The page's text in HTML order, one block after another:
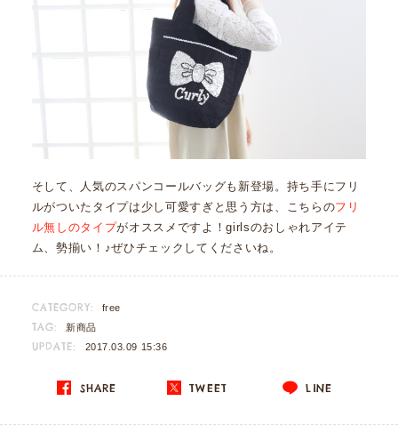
そして、人気のスパンコールバッグも新登場。持ち手にフリ
ルがついたタイプは少し可愛すぎと思う方は、こちらのフリ
ル無しのタイプがオススメですよ！girlsのおしゃれアイテ
ム、勢揃い！♪ぜひチェックしてくださいね。
CATEGORY: free
TAG: 新商品
UPDATE: 2017.03.09 15:36
SHARE TWEET LINE